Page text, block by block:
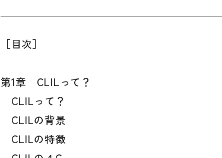
語学・文法辞典
表現・用字用語辞典
多言語
［目次］
第1章 CLILって？
CLILって？
CLILの背景
CLILの特徴